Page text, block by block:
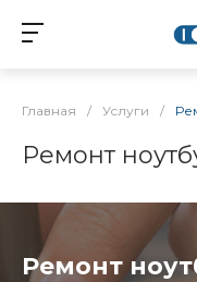
Главная / Услуги /
Ремонт
Ремонт